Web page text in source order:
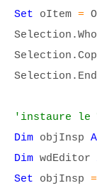
Set oItem =
Selection.End
'instaure le
Dim objInsp
Dim wdEditor
Set objInsp =